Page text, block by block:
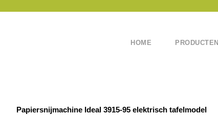
HOME PRODUCTEN
Papiersnijmachine Ideal 3915-95 elektrisch tafelmodel